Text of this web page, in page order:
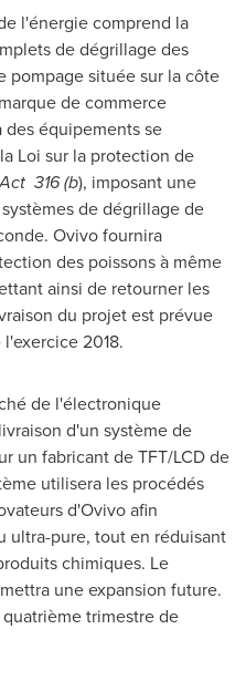
l'énergie comprend la
de dégrillage des
pompage située sur la côte
de commerce
des équipements se
Loi sur la protection de
316 (b), imposant une
de dégrillage de
Ovivo fournira
des poissons à même
ainsi de retourner les
du projet est prévue
2018.
de l'électronique
d'un système de
un fabricant de TFT/LCD de
utilisera les procédés
d'Ovivo afin
ultra-pure, tout en réduisant
chimiques. Le
une expansion future.
trimestre de